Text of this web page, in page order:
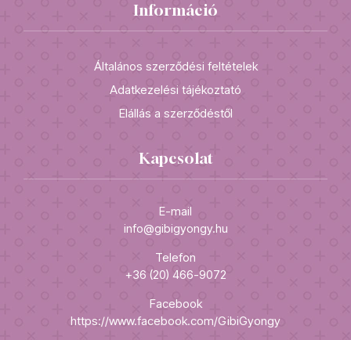
Információ
Általános szerződési feltételek
Adatkezelési tájékoztató
Elállás a szerződéstől
Kapcsolat
E-mail
info@gibigyongy.hu
Telefon
+36 (20) 466-9072
Facebook
https://www.facebook.com/GibiGyongy